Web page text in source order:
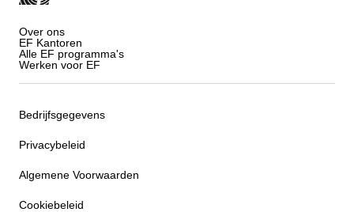
Over ons
EF Kantoren
Alle EF programma's
Werken voor EF
Bedrijfsgegevens
Privacybeleid
Algemene Voorwaarden
Cookiebeleid